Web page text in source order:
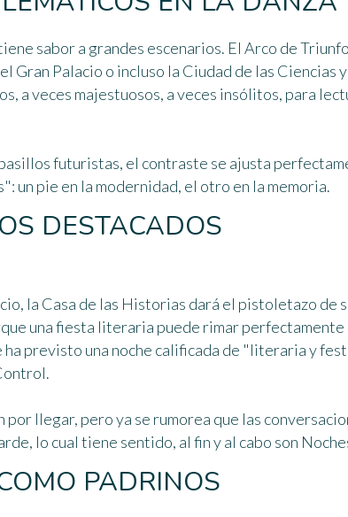
sabor a grandes escenarios. El Arco de
Gran Palacio o incluso la Ciudad de las Ciencias
a veces majestuosos, a veces insólitos, para
futuristas, el contraste se ajusta
un pie en la modernidad, el otro en la memoria.
DESTACADOS
la Casa de las Historias dará el pistoletazo de
una fiesta literaria puede rimar perfectamente
ha previsto una noche calificada de "literaria y
llegar, pero ya se rumorea que las
lo cual tiene sentido, al fin y al cabo son
PADRINOS